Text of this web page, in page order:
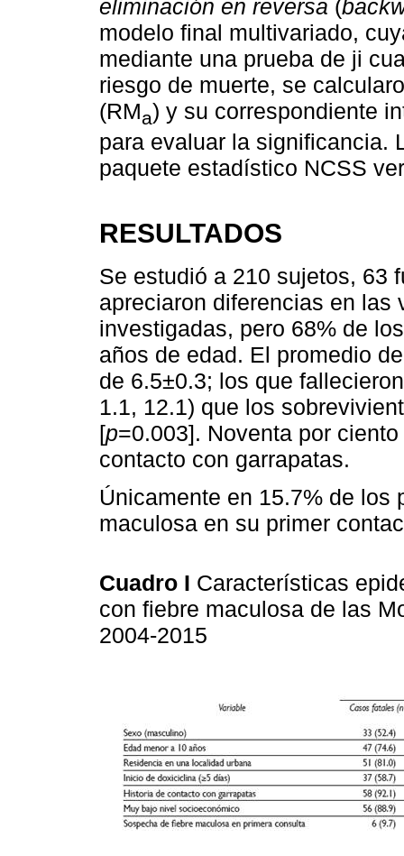
eliminación en reversa (
modelo final multivariado,
mediante una prueba de ji
riesgo de muerte, se
(RMa) y su correspondiente
para evaluar la significancia.
paquete estadístico NCSS
RESULTADOS
Se estudió a 210 sujetos, 63
apreciaron diferencias en las
investigadas, pero 68% de
años de edad. El promedio
de 6.5±0.3; los que
1.1, 12.1) que los
[p=0.003]. Noventa por
contacto con garrapatas.
Únicamente en 15.7% de los
maculosa en su primer
Cuadro I Características
con fiebre maculosa de las
2004-2015